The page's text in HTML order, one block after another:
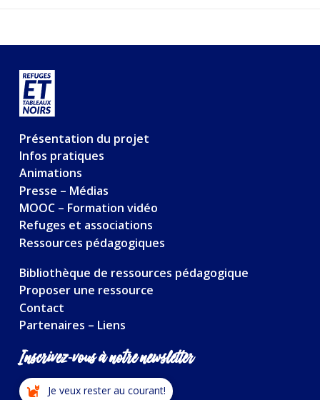
Présentation du projet
Infos pratiques
Animations
Presse – Médias
MOOC – Formation vidéo
Refuges et associations
Ressources pédagogiques
Bibliothèque de ressources pédagogique
Proposer une ressource
Contact
Partenaires – Liens
Inscrivez-vous à notre newsletter
Je veux rester au courant!